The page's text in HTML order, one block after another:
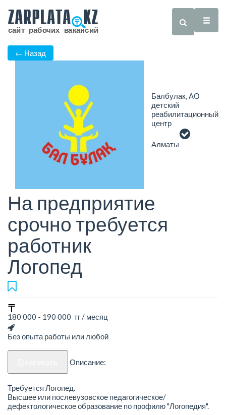
← Назад
Балбулак, АО
детский
реабилитационный
центр
Алматы
На предприятие
срочно требуется
работник
Логопед
180 000 - 190 000 тг / месяц
Без опыта работы или любой
Описание:
Требуется Логопед.
Высшее или послевузовское педагогическое/
дефектологическое образование по профилю "Логопедия".